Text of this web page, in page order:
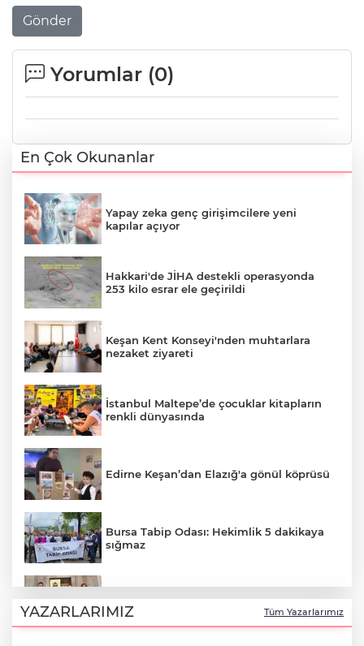
Gönder
Yorumlar (0)
En Çok Okunanlar
Yapay zeka genç girişimcilere yeni
kapılar açıyor
Hakkari'de JİHA destekli operasyonda
253 kilo esrar ele geçirildi
Keşan Kent Konseyi'nden muhtarlara
nezaket ziyareti
İstanbul Maltepe’de çocuklar kitapların
renkli dünyasında
Edirne Keşan’dan Elazığ'a gönül köprüsü
Bursa Tabip Odası: Hekimlik 5 dakikaya
sığmaz
temaslar
YAZARLARIMIZ Tüm Yazarlarımız